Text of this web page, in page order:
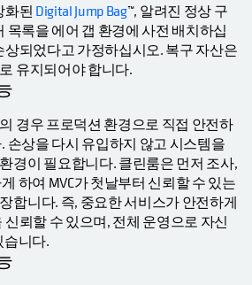
화된 Digital Jump Bag™, 알려진 정상 구
목록을 에어 갭 환경에 사전 배치하십
되었다고 가정하십시오. 복구 자산은
유지되어야 합니다.
경우 프로덕션 환경으로 직접 안전하
손상을 다시 유입하지 않고 시스템을
경이 필요합니다. 클린룸은 먼저 조사,
하여 MVC가 첫날부터 신뢰할 수 있는
합니다. 즉, 중요한 서비스가 안전하게
뢰할 수 있으며, 전체 운영으로 자신
습니다.